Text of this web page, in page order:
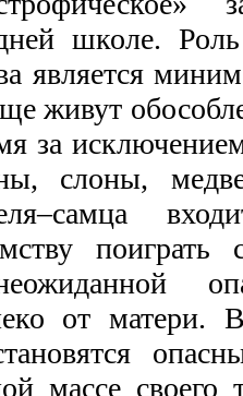
школе.
является
живут
за
слоны,
от матери.
массе